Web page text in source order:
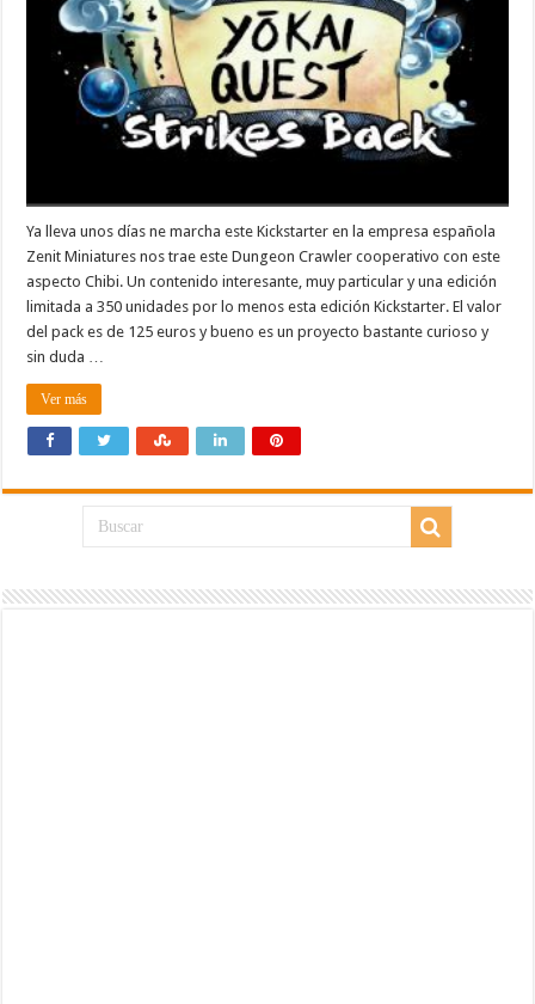
Ya lleva unos días ne marcha este Kickstarter en la empresa española
Zenit Miniatures nos trae este Dungeon Crawler cooperativo con este
aspecto Chibi. Un contenido interesante, muy particular y una edición
limitada a 350 unidades por lo menos esta edición Kickstarter. El valor
del pack es de 125 euros y bueno es un proyecto bastante curioso y
sin duda …
Ver más